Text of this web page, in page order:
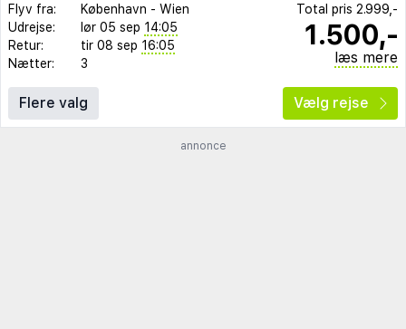
Flyv fra: København - Wien
Udrejse:
lør 05 sep 14:05
Retur:
tir 08 sep 16:05
Nætter:
3
Total pris 2.999,-
1.500,-
læs mere
Flere valg Vælg rejse
annonce